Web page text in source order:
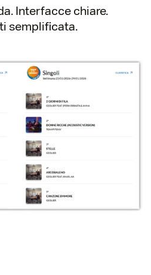
Interfacce chiare.
semplificata.